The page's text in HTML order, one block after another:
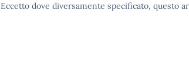
Eccetto dove diversamente specificato, questo